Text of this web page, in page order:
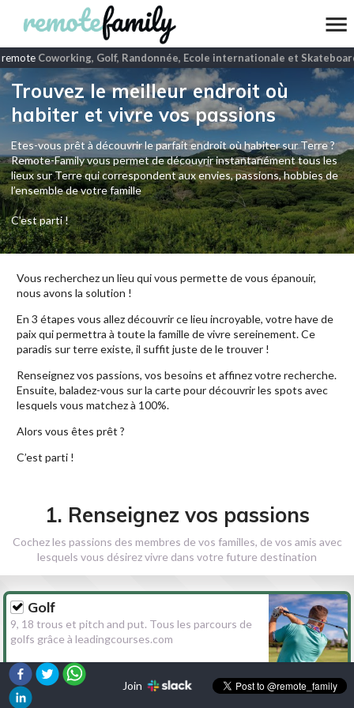
Coworking, Golf, Randonnée, Ecole internationale et Skateboard
Trouvez le meilleur endroit où
habiter et vivre vos passions
Etes-vous prêt à découvrir le parfait endroit où habiter sur Terre ?
Remote-Family vous permet de découvrir instantanément tous les
lieux sur Terre qui correspondent aux envies, passions, hobbies de
l’ensemble de votre famille
C'est parti !
Vous recherchez un lieu qui vous permette de vous épanouir,
nous avons la solution !
En 3 étapes vous allez découvrir ce lieu incroyable, votre have de
paix qui permettra à toute la famille de vivre sereinement. Ce
paradis sur terre existe, il suffit juste de le trouver !
Renseignez vos passions, vos besoins et affinez votre recherche.
Ensuite, baladez-vous sur la carte pour découvrir les spots avec
lesquels vous matchez à 100%.
Alors vous êtes prêt ?
C’est parti !
1. Renseignez vos passions
Cochez les passions des membres de vos familles, de vos amis avec
lesquels vous désirez vivre dans votre future destination
Golf
9, 18 trous et pitch and put. Tous les parcours de
golfs grâce à leadingcourses.com
Randonnée
Join